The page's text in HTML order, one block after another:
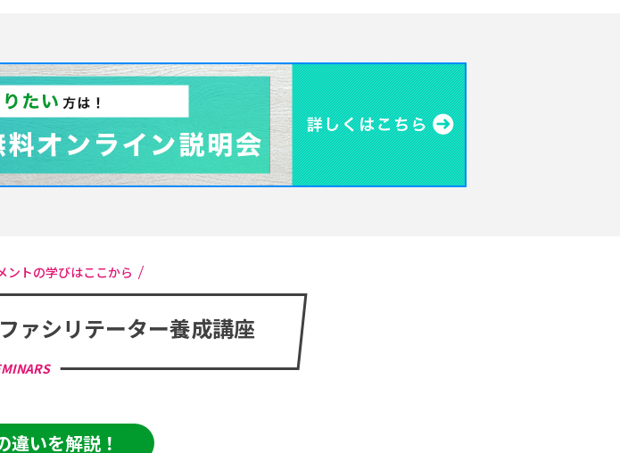
ントの学びはここから
ファシリテーター養成講座
違いを解説！